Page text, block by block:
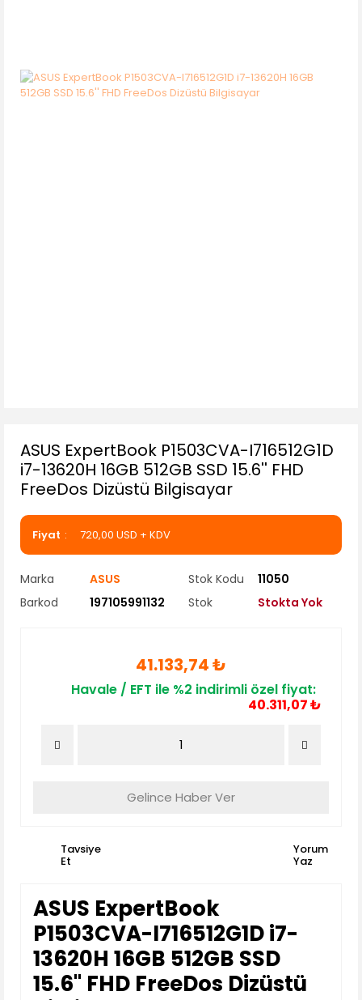
ASUS ExpertBook P1503CVA-I716512G1D
i7-13620H 16GB 512GB SSD 15.6'' FHD
FreeDos Dizüstü Bilgisayar
Fiyat 720,00 USD + KDV
Marka ASUS Stok Kodu
11050
Barkod
197105991132 Stok Stokta Yok
41.133,74 ₺
Havale / EFT ile %2 indirimli özel fiyat:
40.311,07 ₺
Gelince Haber Ver
Tavsiye
Et
Yorum
Yaz
ASUS ExpertBook
P1503CVA-I716512G1D i7-
13620H 16GB 512GB SSD
15.6" FHD FreeDos Dizüstü